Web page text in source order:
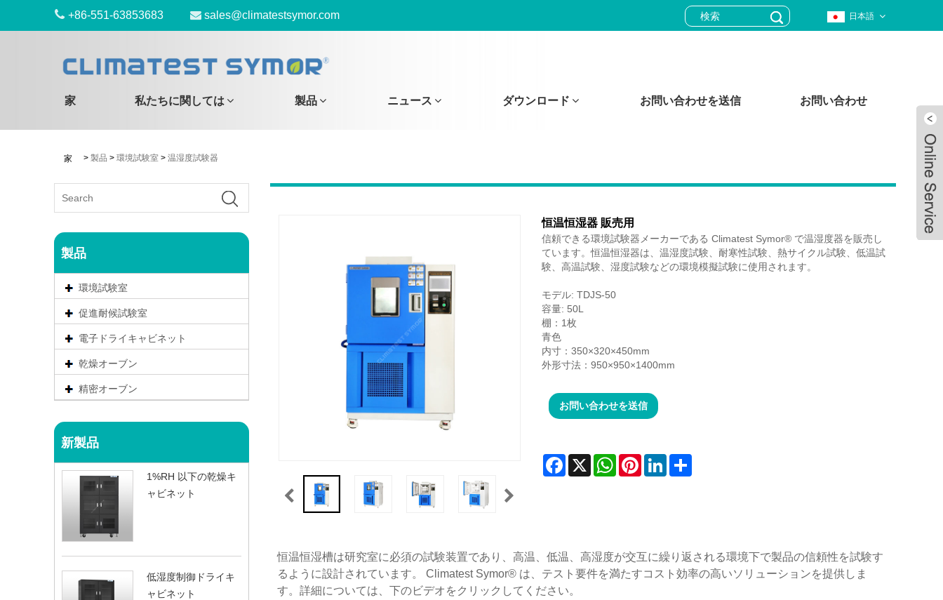
+86-551-63853683 sales@climatestsymor.com 日本語
家 私たちに関しては 製品 ニュース ダウンロード お問い合わせを送信 お問い合わせ
家 > 製品 > 環境試験室 > 温湿度試験器
製品
環境試験室
促進耐候試験室
電子ドライキャビネット
乾燥オーブン
精密オーブン
新製品
1%RH 以下の乾燥キ
ャビネット
低湿度制御ドライキ
ャビネット
恒温恒湿器 販売用
信頼できる環境試験器メーカーである Climatest Symor® で温湿度器を販売し
ています。恒温恒湿器は、温湿度試験、耐寒性試験、熱サイクル試験、低温試
験、高温試験、湿度試験などの環境模擬試験に使用されます。
モデル: TDJS-50
容量: 50L
棚：1枚
青色
内寸：350×320×450mm
外形寸法：950×950×1400mm
お問い合わせを送信
Facebook
X WhatsAppPinterestLinkedInShare
恒温恒湿槽は研究室に必須の試験装置であり、高温、低温、高湿度が交互に繰り返される環境下で製品の信頼性を試験す
るように設計されています。 Climatest Symor® は、テスト要件を満たすコスト効率の高いソリューションを提供しま
す。詳細については、下のビデオをクリックしてください。